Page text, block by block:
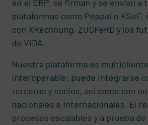
en el ERP, se firman y se envían a
plataformas como Peppol o KSeF,
con XRechnung, ZUGFeRD y los
de ViDA.
Nuestra plataforma es
interoperable: puede integrarse
terceros y socios, así como con
nacionales e internacionales. El
procesos escalables y a prueba